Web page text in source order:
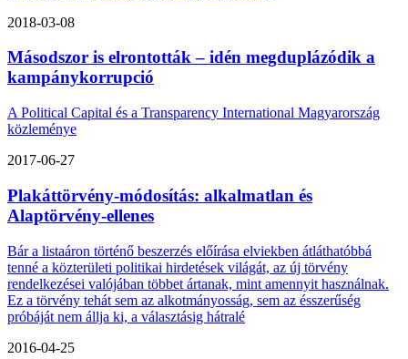
2018-03-08
Másodszor is elrontották – idén megduplázódik a
kampánykorrupció
A Political Capital és a Transparency International Magyarország
közleménye
2017-06-27
Plakáttörvény-módosítás: alkalmatlan és
Alaptörvény-ellenes
Bár a listaáron történő beszerzés előírása elviekben átláthatóbbá
tenné a közterületi politikai hirdetések világát, az új törvény
rendelkezései valójában többet ártanak, mint amennyit használnak.
Ez a törvény tehát sem az alkotmányosság, sem az ésszerűség
próbáját nem állja ki, a választásig hátralé
2016-04-25